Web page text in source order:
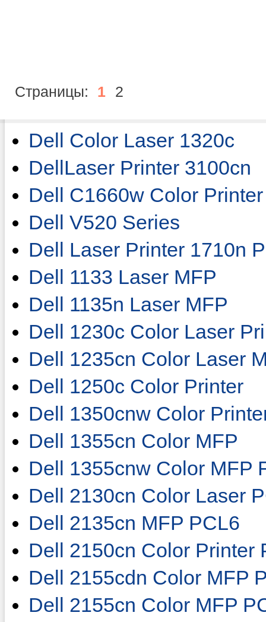
Страницы: 1 2
Dell Color Laser 1320c
DellLaser Printer 3100cn
Dell C1660w Color Printer
Dell V520 Series
Dell Laser Printer 1710n
Dell 1133 Laser MFP
Dell 1135n Laser MFP
Dell 1230c Color Laser
Dell 1235cn Color Laser
Dell 1250c Color Printer
Dell 1350cnw Color
Dell 1355cn Color MFP
Dell 1355cnw Color MFP
Dell 2130cn Color Laser
Dell 2135cn MFP PCL6
Dell 2150cn Color Printer
Dell 2155cdn Color MFP
Dell 2155cn Color MFP